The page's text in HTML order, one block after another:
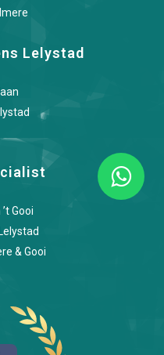
Lelystad
Gooi
& Gooi